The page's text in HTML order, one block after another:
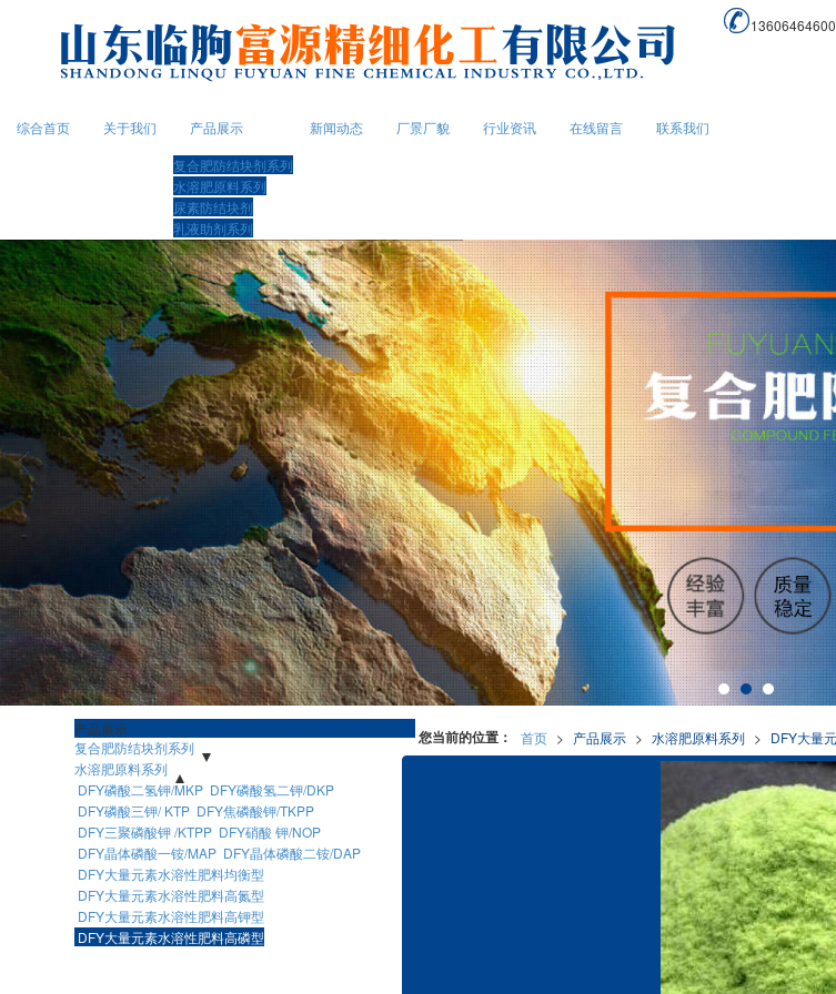
13606464600
综合首页 关于我们
产品展示
复合肥防结块剂系列
水溶肥原料系列
尿素防结块剂
乳液助剂系列
新闻动态 厂景厂貌 行业资讯 在线留言 联系我们
您当前的位置： 首页 > 产品展示 > 水溶肥原料系列 >
产品展示
复合肥防结块剂系列
FY-1型膏状复合肥防结块剂
FY-3型复合肥固体片状防结块剂FY-4无机盐松散剂
FY-5型复合肥粉状防结块剂FY-6型有机肥着色光亮剂
FY－7型高温型防结块剂FY─9型膏状着色防结块剂
FY－10型粉状着色剂FY-11型农用硝 酸铵水溶性防爆剂
FY-13大量元素水溶肥粉状防结块剂
FY-15黑又亮粉状有机复合肥防结块剂
FY-16富源牌有机肥除臭固氮剂
FY-17型柠檬酸铁铵FY-20型高塔尿基复合肥防结块剂
水溶肥原料系列
DFY磷酸二氢钾/MKP DFY磷酸氢二钾/DKP
DFY磷酸三钾/ KTP DFY焦磷酸钾/TKPP
DFY三聚磷酸钾 /KTPP DFY硝酸 钾/NOP
DFY晶体磷酸一铵/MAP DFY晶体磷酸二铵/DAP
DFY大量元素水溶性肥料均衡型
DFY大量元素水溶性肥料高氮型
DFY大量元素水溶性肥料高钾型
DFY大量元素水溶性肥料高磷型